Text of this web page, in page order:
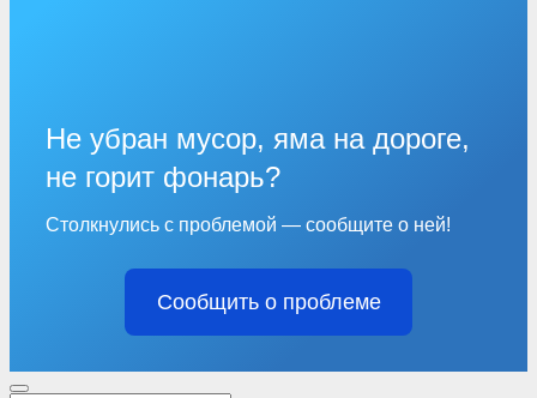
Не убран мусор, яма на дороге,
не горит фонарь?
Столкнулись с проблемой — сообщите о ней!
Сообщить о проблеме